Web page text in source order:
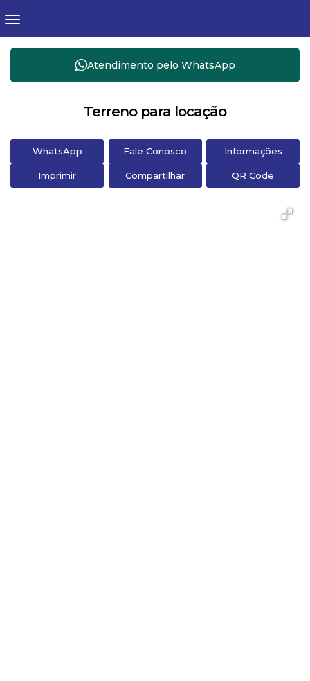
Atendimento pelo WhatsApp
Terreno para locação
WhatsApp Fale Conosco Informações
Imprimir Compartilhar QR Code